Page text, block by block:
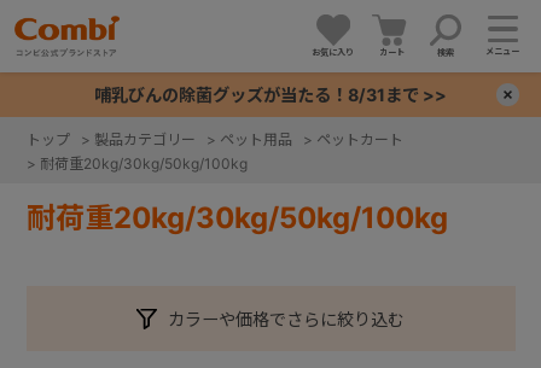
お気に入り カート 検索 メニュー
哺乳びんの除菌グッズが当たる！8/31まで >>
トップ > 製品カテゴリー > ペット用品 > ペットカート
> 耐荷重20kg/30kg/50kg/100kg
耐荷重20kg/30kg/50kg/100kg
カラーや価格でさらに絞り込む